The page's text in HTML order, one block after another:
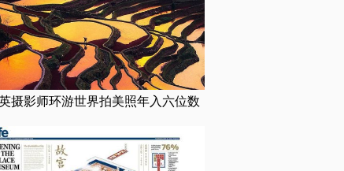
摄影师环游世界拍美照年入六位数